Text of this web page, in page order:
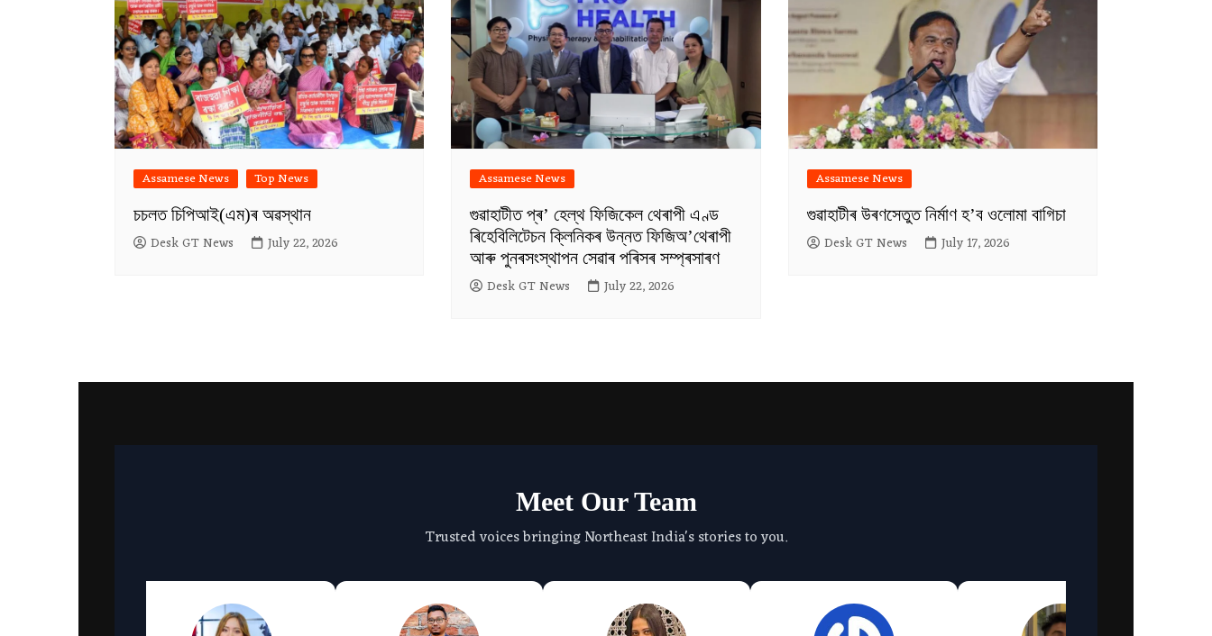
Assamese News Top News
চচলত চিপিআই(এম)ৰ অৱস্থান
Desk GT News July 22, 2026
Assamese News
গুৱাহাটীত প্ৰ’ হেল্থ ফিজিকেল থেৰাপী এণ্ড
ৰিহেবিলিটেচন ক্লিনিকৰ উন্নত ফিজিঅ’থেৰাপী
আৰু পুনৰসংস্থাপন সেৱাৰ পৰিসৰ সম্প্ৰসাৰণ
Desk GT News July 22, 2026
Assamese News
গুৱাহাটীৰ উৰণসেতুত নিৰ্মাণ হ’ব ওলোমা বাগিচা
Desk GT News July 17, 2026
Meet Our Team
Trusted voices bringing Northeast India's stories to you.